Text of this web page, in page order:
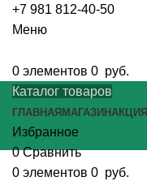
+7 981 812-40-50
Меню
0 элементов 0 руб.
Каталог товаров
ГЛАВНАЯ МАГАЗИНАКЦИЯ
Избранное
0 Сравнить
0 элементов 0 руб.